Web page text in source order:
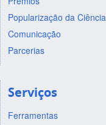
Popularização da Ciência
Comunicação
Parcerias
Serviços
Ferramentas